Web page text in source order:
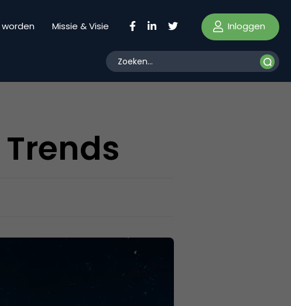
Missie & Visie Inloggen